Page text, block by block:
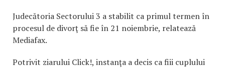
Judecătoria Sectorului 3 a stabilit ca primul termen în
procesul de divorţ să fie în 21 noiembrie, relatează
Mediafax.
Potrivit ziarului Click!, instanţa a decis ca fiii cuplului